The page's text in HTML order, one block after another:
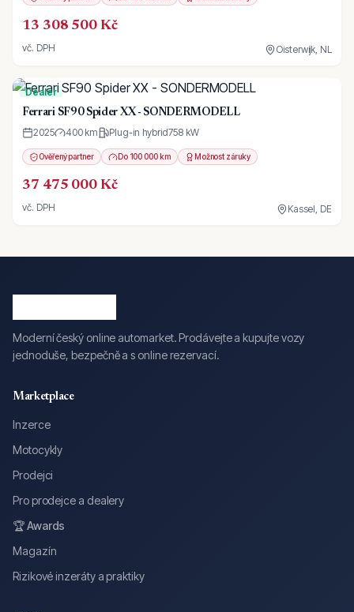
13 308 500 Kč
vč. DPH Oisterwijk, NL
Dealer
Ferrari SF90 Spider XX - SONDERMODELL
2025 400 km Plug-in hybrid758 kW
Ověřený partner Do 100 000 km Možnost záruky
37 475 000 Kč
vč. DPH Kassel, DE
Moderní český online automarket. Prodávejte a kupujte vozy
jednoduše, bezpečně a s online rezervací.
Marketplace
Inzerce
Motocykly
Prodejci
Pro prodejce a dealery
🏆 Awards
Magazín
Rizikové inzeráty a praktiky